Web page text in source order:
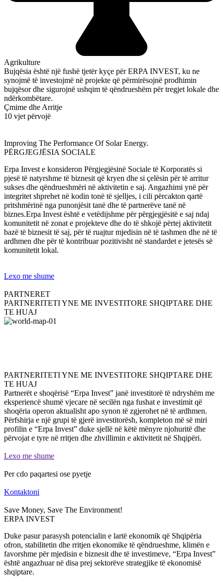
Agrikulture
Bujqësia është një fushë tjetër kyçe për ERPA INVEST, ku ne
synojmë të investojmë në projekte që përmirësojnë prodhimin
bujqësor dhe sigurojnë ushqim të qëndrueshëm për tregjet lokale dhe
ndërkombëtare.
Çmime dhe Arritje
10 vjet përvojë
Improving The Performance Of Solar Energy.
PËRGJEGJËSIA SOCIALE
Erpa Invest e konsideron Përgjegjësinë Sociale të Korporatës si
pjesë të natyrshme të biznesit që kryen dhe si çelësin për të arritur
sukses dhe qëndrueshmëri në aktivitetin e saj. Angazhimi ynë për
integritet shprehet në kodin tonë të sjelljes, i cili përcakton qartë
pritshmërinë nga punonjësit tanë dhe të partnerëve tanë në
biznes.Erpa Invest është e vetëdijshme për përgjegjësitë e saj ndaj
komunitetit në zonat e projekteve dhe do të shkojë përtej aktivitetit
bazë të biznesit të saj, për të ruajtur mjedisin në të tashmen dhe në të
ardhmen dhe për të kontribuar pozitivisht në standardet e jetesës së
komunitetit lokal.
Lexo me shume
PARTNERET
PARTNERITETI YNE ME INVESTITORE SHQIPTARE DHE
TE HUAJ
PARTNERITETI YNE ME INVESTITORE SHQIPTARE DHE
TE HUAJ
Partnerët e shoqërisë “Erpa Invest” janë investitorë të ndryshëm me
eksperiencë shumë vjecare në secilën nga fushat e investimit që
shoqëria operon aktualisht apo synon të zgjerohet në të ardhmen.
Përfshirja e një grupi të gjerë investitorësh, kompleton më së miri
profilin e “Erpa Invest” duke sjellë në këtë mënyre njohuritë dhe
përvojat e tyre në rritjen dhe zhvillimin e aktivitetit në Shqipëri.
Lexo me shume
Per cdo paqartesi ose pyetje
Kontaktoni
Save Money, Save The Environment!
ERPA INVEST
Duke pasur parasysh potencialin e lartë ekonomik që Shqipëria
ofron, stabilitetin dhe rritjen ekonomike të qëndrueshme, klimën e
favorshme për mjedisin e biznesit dhe të investimeve, “Erpa Invest”
është angazhuar në disa prej sektorëve strategjike të ekonomisë
shqiptare.